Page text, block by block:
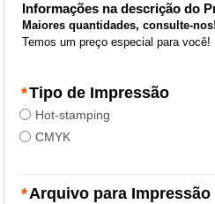
Informações na descrição do
Maiores quantidades, consulte-nos!
Temos um preço especial para você!
*Tipo de Impressão
Hot-stamping
CMYK
*Arquivo para Impressão